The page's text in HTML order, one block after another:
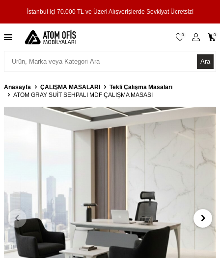
İstanbul içi 70.000 TL ve Üzeri Alışverişlerde Sevkiyat Ücretsiz!
Ara
0 0
Anasayfa ÇALIŞMA MASALARI
Tekli Çalışma Masaları
ATOM GRAY SUİT SEHPALI MDF ÇALIŞMA MASASI